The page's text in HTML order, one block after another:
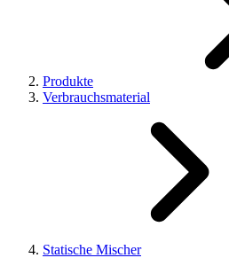
Produkte
Verbrauchsmaterial
Statische Mischer